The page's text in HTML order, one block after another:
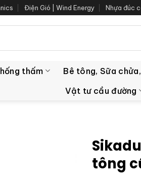
Điện Gió | Wind Energy Nhựa đúc
thấm
Bê tông, Sữa
Vật tư cầu đường
tông